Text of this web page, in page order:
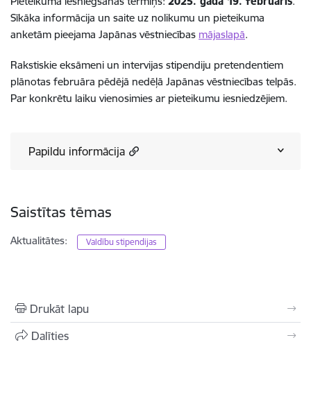
Sīkāka informācija un saite uz nolikumu un pieteikuma
anketām pieejama Japānas vēstniecības mājaslapā.
Rakstiskie eksāmeni un intervijas stipendiju pretendentiem
plānotas februāra pēdējā nedēļā Japānas vēstniecības telpās.
Par konkrētu laiku vienosimies ar pieteikumu iesniedzējiem.
Papildu informācija
Saistītas tēmas
Aktualitātes: Valdību stipendijas
Drukāt lapu
Dalīties